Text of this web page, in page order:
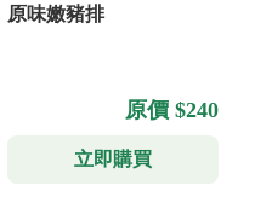
原味嫩豬排
原價 $240
立即購買